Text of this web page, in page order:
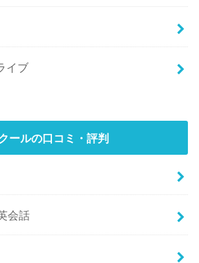
イブ
ールの口コミ・評判
会話